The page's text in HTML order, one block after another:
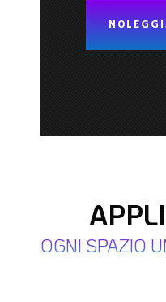
OGNI SPAZIO